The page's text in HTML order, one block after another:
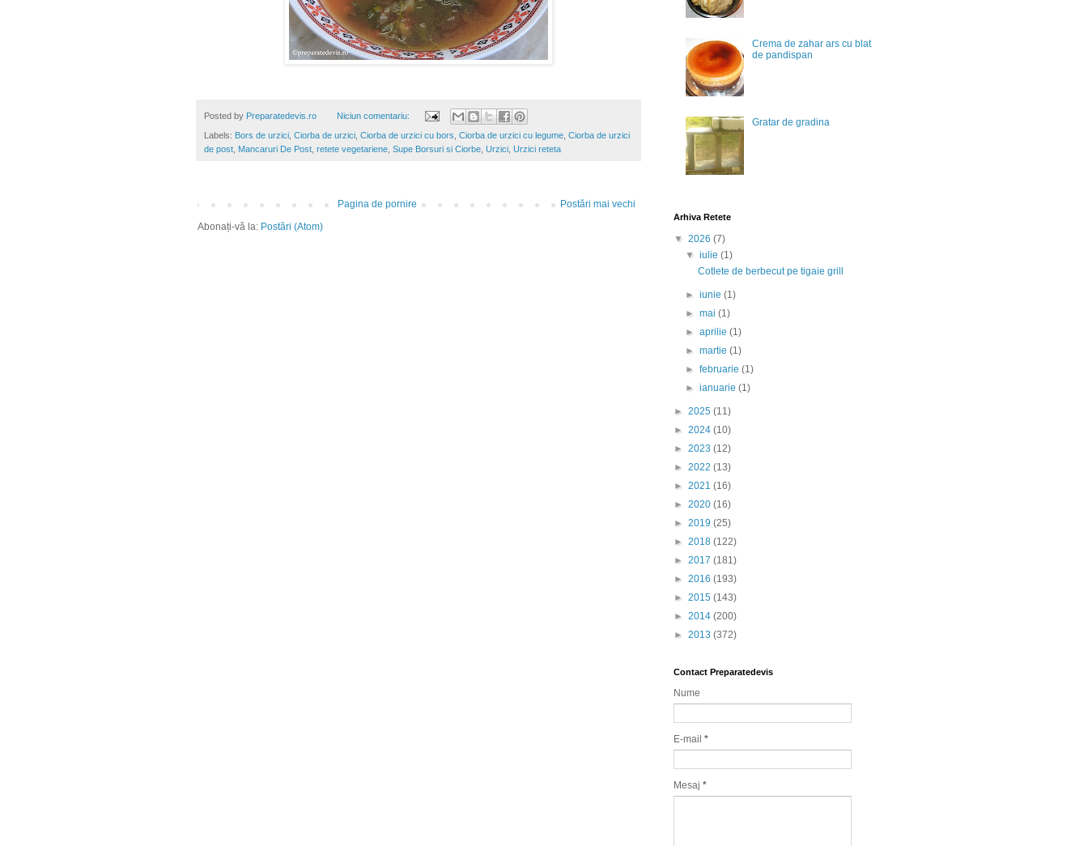
Posted by Preparatedevis.ro Niciun comentariu:
Labels: Bors de urzici Ciorba de urzici Ciorba de urzici cu bors Ciorba de urzici cu legume Ciorba de urzici
de post Mancaruri De Post retete vegetariene Supe Borsuri si Ciorbe Urzici Urzici reteta
Postări mai vechi
Pagina de pornire
Abonați-vă la: Postări (Atom)
Crema de zahar ars cu blat
de pandispan
Gratar de gradina
Arhiva Retete
▼ 2026 (7)
▼iulie(1)
Cotlete de berbecut pe tigaie grill
►iunie(1)
►mai(1)
►aprilie(1)
►martie(1)
►februarie(1)
►ianuarie(1)
► 2025 (11)
► 2024 (10)
► 2023 (12)
► 2022 (13)
► 2021 (16)
► 2020 (16)
► 2019 (25)
► 2018 (122)
► 2017 (181)
► 2016 (193)
► 2015 (143)
► 2014 (200)
► 2013 (372)
Contact Preparatedevis
Nume
E-mail *
Mesaj *